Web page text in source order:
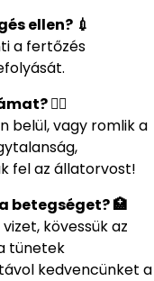
ellen? 💉
a fertőzés
👩‍⚕️
belül, vagy romlik a
fel az állatorvost!
betegséget? 🏥
kövessük az
tünetek
kedvencünket a